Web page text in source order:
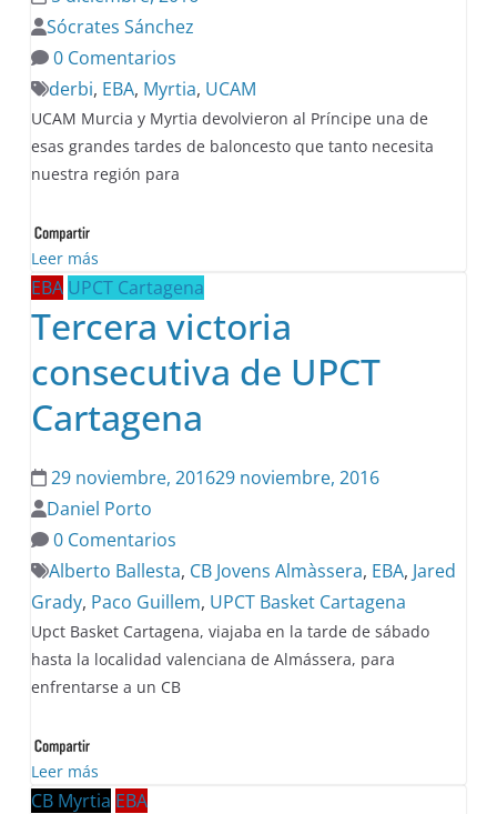
Sócrates Sánchez
0 Comentarios
derbi, EBA, Myrtia, UCAM
UCAM Murcia y Myrtia devolvieron al Príncipe una de
esas grandes tardes de baloncesto que tanto necesita
nuestra región para
Leer más
EBA UPCT Cartagena
Tercera victoria
consecutiva de UPCT
Cartagena
29 noviembre, 201629 noviembre, 2016
Daniel Porto
0 Comentarios
Alberto Ballesta, CB Jovens Almàssera, EBA, Jared
Grady, Paco Guillem, UPCT Basket Cartagena
Upct Basket Cartagena, viajaba en la tarde de sábado
hasta la localidad valenciana de Almássera, para
enfrentarse a un CB
Leer más
CB Myrtia EBA